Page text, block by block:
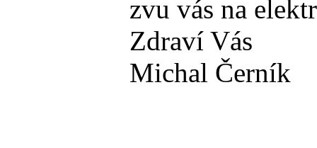
zvu vás na
Zdraví Vás
Michal Černík